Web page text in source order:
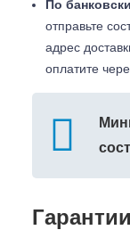
По
отправьте
адрес
оплатите
Гарантии